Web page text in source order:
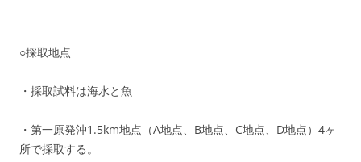
○採取地点
・採取試料は海水と魚
・第一原発沖1.5km地点（A地点、B地点、C地点、D地点）4ヶ
所で採取する。